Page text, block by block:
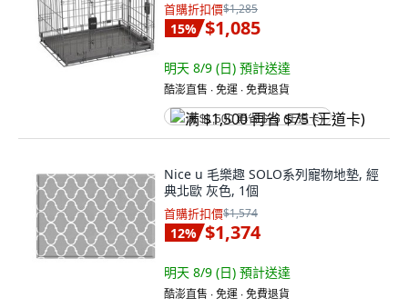
首購折扣價$1,285
15% $1,085
明天 8/9 (日) 預計送達
酷澎直售 ∙ 免運 ∙ 免費退貨
满 $1,500 再省 $75 (王道卡)
Nice u 毛樂趣 SOLO系列寵物地墊, 經
典北歐 灰色, 1個
首購折扣價$1,574
12% $1,374
明天 8/9 (日) 預計送達
酷澎直售 ∙ 免運 ∙ 免費退貨